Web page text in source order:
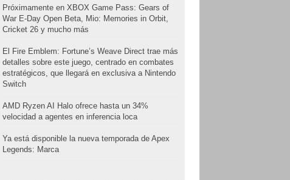
Próximamente en XBOX Game Pass: Gears of
War E-Day Open Beta, Mio: Memories in Orbit,
Cricket 26 y mucho más
El Fire Emblem: Fortune’s Weave Direct trae más
detalles sobre este juego, centrado en combates
estratégicos, que llegará en exclusiva a Nintendo
Switch
AMD Ryzen AI Halo ofrece hasta un 34%
velocidad a agentes en inferencia loca
Ya está disponible la nueva temporada de Apex
Legends: Marca